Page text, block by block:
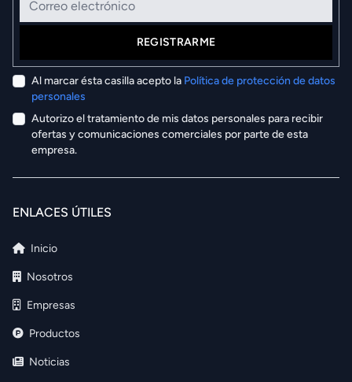
REGISTRARME
Al marcar ésta casilla acepto la Política de protección de datos
personales
Autorizo el tratamiento de mis datos personales para recibir
ofertas y comunicaciones comerciales por parte de esta
empresa.
ENLACES ÚTILES
Inicio
Nosotros
Empresas
Productos
Noticias